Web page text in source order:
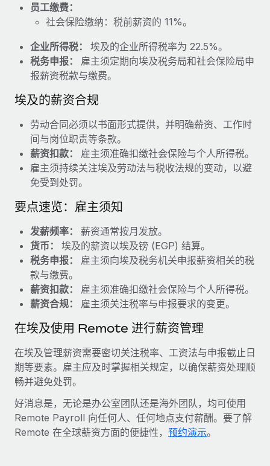
员工缴费：
社会保险缴纳：税前薪资的 11%。
企业所得税： 埃及的企业所得税率为 22.5%。
税务申报： 雇主须定期向埃及税务局和社会保险局申
报薪资税款与缴费。
埃及的薪资合规
劳动合同必须以书面形式提供，并明确薪资、工作时
间与岗位职责等条款。
薪资扣款： 雇主须准确扣缴社会保险与个人所得税。
雇主须持续关注埃及劳动法与税收法规的变动，以避
免受到处罚。
要点速览：雇主须知
发薪频率： 薪资通常按月发放。
货币： 埃及的薪资以埃及镑 (EGP) 结算。
税务申报： 雇主须向埃及税务机关申报薪资相关的税
款与缴费。
薪资扣款： 雇主须准确扣缴社会保险与个人所得税。
薪资合规： 雇主须关注税率与申报要求的变更。
在埃及使用 Remote 进行薪资管理
在埃及管理薪资需要密切关注税率、工资法与申报截止日
期等要素。雇主应及时掌握相关规定，以确保薪资处理顺
畅并避免处罚。
好消息是，无论是办公室团队还是海外团队，均可使用
Remote Payroll 向任何人、任何地点支付薪酬。要了解
Remote 在全球薪资方面的便捷性， 预约演示。